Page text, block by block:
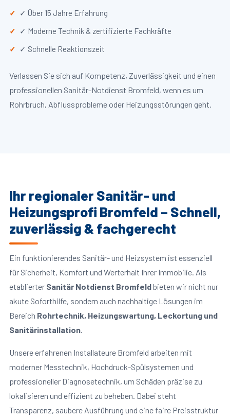
✓ Über 15 Jahre Erfahrung
✓ Moderne Technik & zertifizierte Fachkräfte
✓ Schnelle Reaktionszeit
Verlassen Sie sich auf Kompetenz, Zuverlässigkeit und einen
professionellen Sanitär-Notdienst Bromfeld, wenn es um
Rohrbruch, Abflussprobleme oder Heizungsstörungen geht.
Ihr regionaler Sanitär- und
Heizungsprofi Bromfeld – Schnell,
zuverlässig & fachgerecht
Ein funktionierendes Sanitär- und Heizsystem ist essenziell
für Sicherheit, Komfort und Werterhalt Ihrer Immobilie. Als
etablierter Sanitär Notdienst Bromfeldbieten wir nicht nur
akute Soforthilfe, sondern auch nachhaltige Lösungen im
Bereich Rohrtechnik, Heizungswartung, Leckortung und
Sanitärinstallation.
Unsere erfahrenen Installateure Bromfeld arbeiten mit
moderner Messtechnik, Hochdruck-Spülsystemen und
professioneller Diagnosetechnik, um Schäden präzise zu
lokalisieren und effizient zu beheben. Dabei steht
Transparenz, saubere Ausführung und eine faire Preisstruktur